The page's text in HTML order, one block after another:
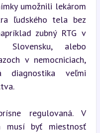
umožnili lekárom
ľudského tela bez
zubný RTG v
Slovensku, alebo
v nemocniciach,
diagnostika veľmi
regulovaná. V
musí byť miestnosť